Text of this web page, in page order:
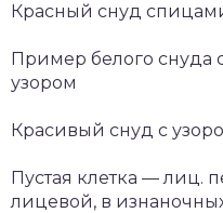
Красный снуд
Пример белого снуда
узором
Красивый снуд с
Пустая клетка — лиц.
лицевой, в